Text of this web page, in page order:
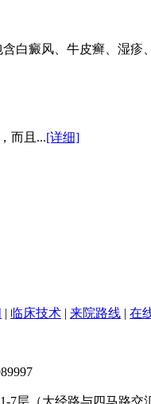
白癜风、牛皮癣、湿
而且...[详细]
| 临床技术 | 来院路线 | 在
7层（大经路与四马路交